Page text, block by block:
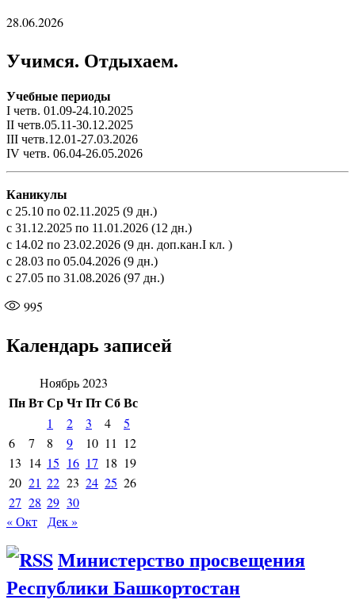
28.06.2026
Учимся. Отдыхаем.
Учебные периоды
I четв. 01.09-24.10.2025
II четв.05.11-30.12.2025
III четв.12.01-27.03.2026
IV четв. 06.04-26.05.2026
Каникулы
с 25.10 по 02.11.2025 (9 дн.)
с 31.12.2025 по 11.01.2026 (12 дн.)
с 14.02 по 23.02.2026 (9 дн. доп.кан.I кл. )
с 28.03 по 05.04.2026 (9 дн.)
с 27.05 по 31.08.2026 (97 дн.)
995
Календарь записей
Ноябрь 2023
ПнВтСрЧтПтСбВс
1 2 3 4
5
6
7 8 9 10 11
12
13 14 15 16 17 18 19
20 21 22 23 24 25 26
27 28 29 30
« Окт
Дек »
Министерство просвещения
Республики Башкортостан